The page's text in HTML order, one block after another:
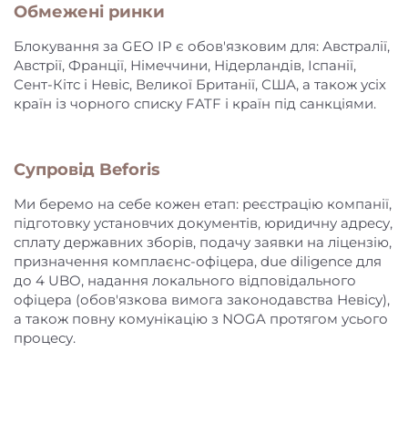
Обмежені ринки
Блокування за GEO IP є обов'язковим для: Австралії,
Австрії, Франції, Німеччини, Нідерландів, Іспанії,
Сент-Кітс і Невіс, Великої Британії, США, а також усіх
країн із чорного списку FATF і країн під санкціями.
Супровід Beforis
Ми беремо на себе кожен етап: реєстрацію компанії,
підготовку установчих документів, юридичну адресу,
сплату державних зборів, подачу заявки на ліцензію,
призначення комплаєнс-офіцера, due diligence для
до 4 UBO, надання локального відповідального
офіцера (обов'язкова вимога законодавства Невісу),
а також повну комунікацію з NOGA протягом усього
процесу.